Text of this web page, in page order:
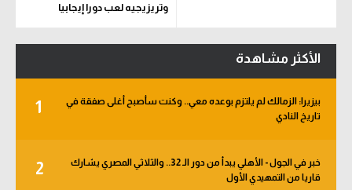
وتريزيجيه لعب دورا إيجابيا
الأكثر مشاهدة
1
بيزيرا: الزمالك لم يلتزم بوعده معي.. وكنت سأصبح أغلى صفقة في
تاريخ النادي
2
خبر في الجول - الأهلي يبدأ من دور الـ 32.. والثلاثي المصري يشارك
قاريا من التمهيدي الأول